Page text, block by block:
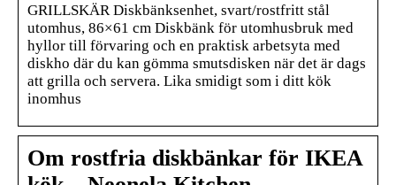
GRILLSKÄR Diskbänksenhet, svart/rostfritt stål
utomhus, 86×61 cm Diskbänk för utomhusbruk med
hyllor till förvaring och en praktisk arbetsyta med
diskho där du kan gömma smutsdisken när det är dags
att grilla och servera. Lika smidigt som i ditt kök
inomhus
Om rostfria diskbänkar för IKEA